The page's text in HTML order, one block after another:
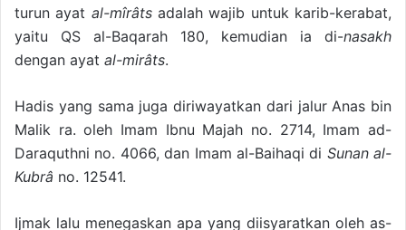
turun ayat al-mîrâtsadalah wajib untuk karib-kerabat,
yaitu QS al-Baqarah 180, kemudian ia di-nasakh
dengan ayat al-mirâts.
Hadis yang sama juga diriwayatkan dari jalur Anas bin
Malik ra. oleh Imam Ibnu Majah no. 2714, Imam ad-
Daraquthni no. 4066, dan Imam al-Baihaqi di Sunan al-
Kubrâ no. 12541.
Ijmak lalu menegaskan apa yang diisyaratkan oleh as-